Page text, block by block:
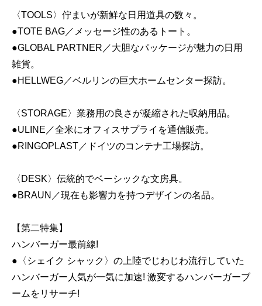
〈TOOLS〉佇まいが新鮮な日用道具の数々。
●TOTE BAG／メッセージ性のあるトート。
●GLOBAL PARTNER／大胆なパッケージが魅力の日用
雑貨。
●HELLWEG／ベルリンの巨大ホームセンター探訪。
〈STORAGE〉業務用の良さが凝縮された収納用品。
●ULINE／全米にオフィスサプライを通信販売。
●RINGOPLAST／ドイツのコンテナ工場探訪。
〈DESK〉伝統的でベーシックな文房具。
●BRAUN／現在も影響力を持つデザインの名品。
【第二特集】
ハンバーガー最前線!
●〈シェイク シャック〉の上陸でじわじわ流行していた
ハンバーガー人気が一気に加速! 激変するハンバーガーブ
ームをリサーチ!